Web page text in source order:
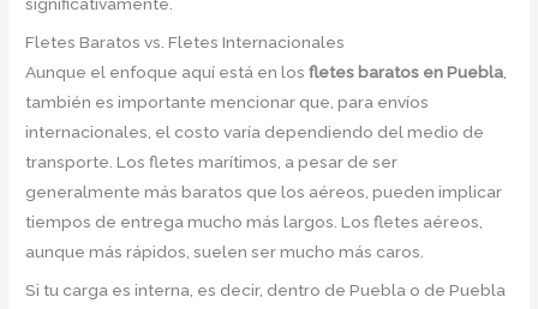
significativamente.
Fletes Baratos vs. Fletes Internacionales
Aunque el enfoque aquí está en losfletes baratos en Puebla,
también es importante mencionar que, para envíos
internacionales, el costo varía dependiendo del medio de
transporte. Los fletes marítimos, a pesar de ser
generalmente más baratos que los aéreos, pueden implicar
tiempos de entrega mucho más largos. Los fletes aéreos,
aunque más rápidos, suelen ser mucho más caros.
Si tu carga es interna, es decir, dentro de Puebla o de Puebla